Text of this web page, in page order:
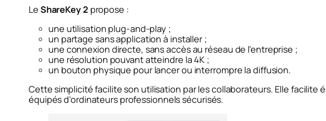
Le ShareKey 2 propose :
une utilisation plug-and-play ;
un partage sans application à installer ;
une connexion directe, sans accès au réseau de l’entreprise ;
une résolution pouvant atteindre la 4K ;
un bouton physique pour lancer ou interrompre la diffusion.
Cette simplicité facilite son utilisation par les collaborateurs. Elle
équipés d’ordinateurs professionnels sécurisés.